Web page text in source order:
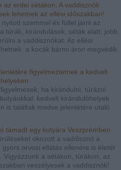
az erdei sétákon: A vaddisznók
lehetnek az ellési időszakban!
nyitott szemmel és füllel járni az
túrák, kirándulások, séták alatt: jobb
a vaddisznókat. Az ellési
a kocák bármi áron megvédik
figyelmeztetnek a kedvelt
ha kirándulni, túrázni
kedvelt kirándulóhelyek
is találtak medve jelenlétére utaló
támadt egy kutyára Veszprémben
okozott a vaddisznó a
gyors orvosi ellátás ellenére is életét
Vigyázzunk a sétákon, túrákon, az
veszélyesek a vaddisznók!